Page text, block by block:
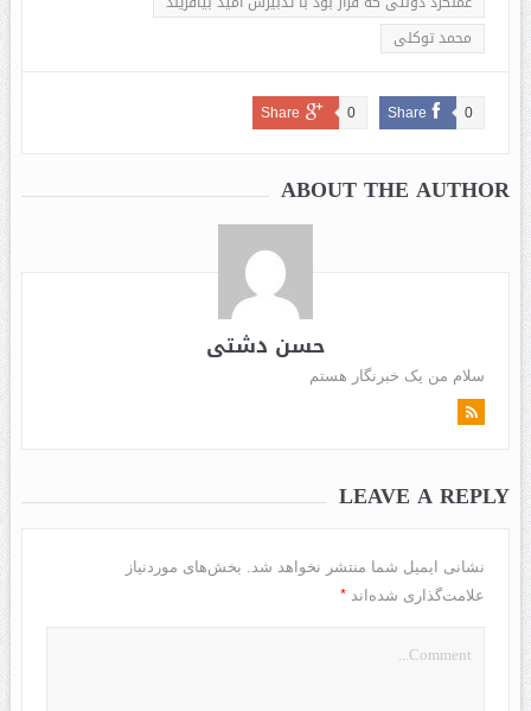
محمد توکلی
Share 0
Share 0
ABOUT THE AUTHOR
حسن دشتی
سلام من یک خبرنگار هستم
LEAVE A REPLY
نشانی ایمیل شما منتشر نخواهد شد.
بخش‌های موردنیاز
علامت‌گذاری شده‌اند *